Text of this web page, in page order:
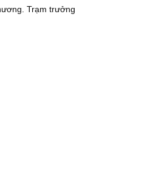
Trạm trưởng